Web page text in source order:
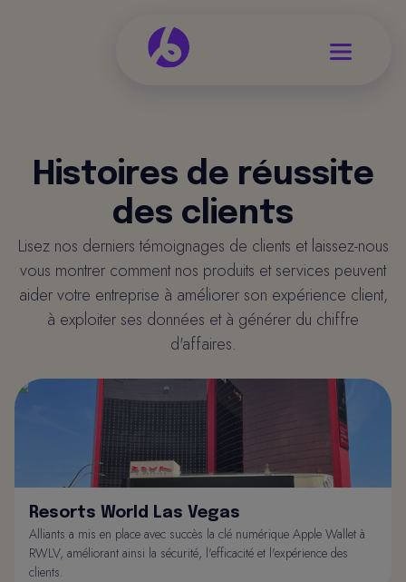
Histoires de réussite
des clients
Lisez nos derniers témoignages de clients et laissez-nous
vous montrer comment nos produits et services peuvent
aider votre entreprise à améliorer son expérience client,
à exploiter ses données et à générer du chiffre
d'affaires.
Resorts World Las Vegas
Alliants a mis en place avec succès la clé numérique Apple Wallet à
RWLV, améliorant ainsi la sécurité, l'efficacité et l'expérience des
clients.